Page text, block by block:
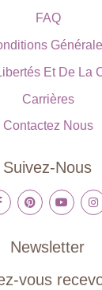
FAQ
Et De La
Carrières
Contactez Nous
Suivez-Nous
Newsletter
vous